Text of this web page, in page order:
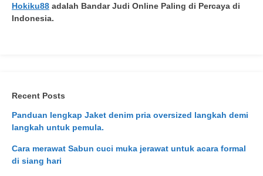
Hokiku88 adalah Bandar Judi Online Paling di Percaya di
Indonesia.
Recent Posts
Panduan lengkap Jaket denim pria oversized langkah demi
langkah untuk pemula.
Cara merawat Sabun cuci muka jerawat untuk acara formal
di siang hari